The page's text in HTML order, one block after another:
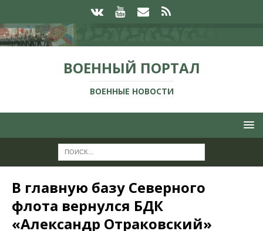
ВОЕННЫЙ ПОРТАЛ
ВОЕННЫЕ НОВОСТИ
В главную базу Северного
флота вернулся БДК
«Александр Отраковский»